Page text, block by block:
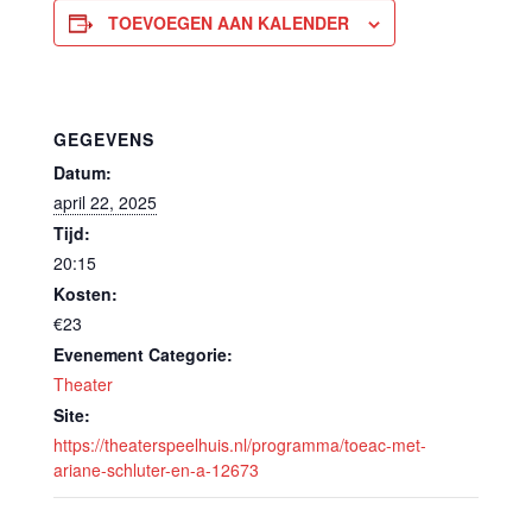
TOEVOEGEN AAN KALENDER
GEGEVENS
Datum:
april 22, 2025
Tijd:
20:15
Kosten:
€23
Evenement Categorie:
Theater
Site:
https://theaterspeelhuis.nl/programma/toeac-met-
ariane-schluter-en-a-12673